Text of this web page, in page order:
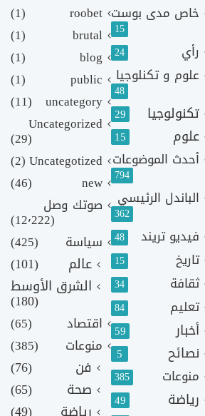
خاص مدى بوست
15
رأي 24
علوم و تكنلوجيا
48
تكنولوجيا 29
علوم 15
أحدث الموضوعات
794
الباندل الرئيسي
362
فيديو تريند 48
تاريخ 15
ثقافة 34
تعليم 84
أخبار 59
نصائح 5
منوعات 385
رياضة 49
roobet
(1)
brutal
(1)
blog
(1)
public
(1)
uncategory
(11)
Uncategorized
(29)
Uncategotized
(2)
new
(46)
صوتك وصل
(12٬222)
سياسة
(425)
عالم
(101)
الشرق الأوسط
(180)
اقتصاد
(65)
منوعات
(385)
فن
(76)
صحة
(65)